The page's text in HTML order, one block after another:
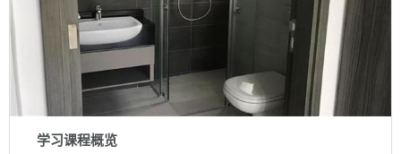
学习课程概览